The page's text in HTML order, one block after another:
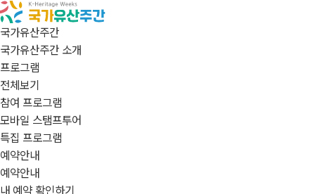
국가유산주간
국가유산주간 소개
프로그램
전체보기
참여 프로그램
모바일 스탬프투어
특집 프로그램
예약안내
예약안내
내 예약 확인하기